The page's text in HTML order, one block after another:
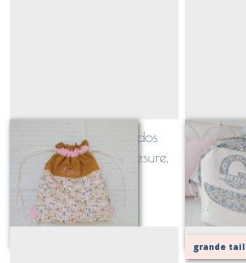
petit JULES: Sac à dos
cordon enfant, surmesure,
personnalisé avec broderie
prénom
À partir de
petit
À
grande